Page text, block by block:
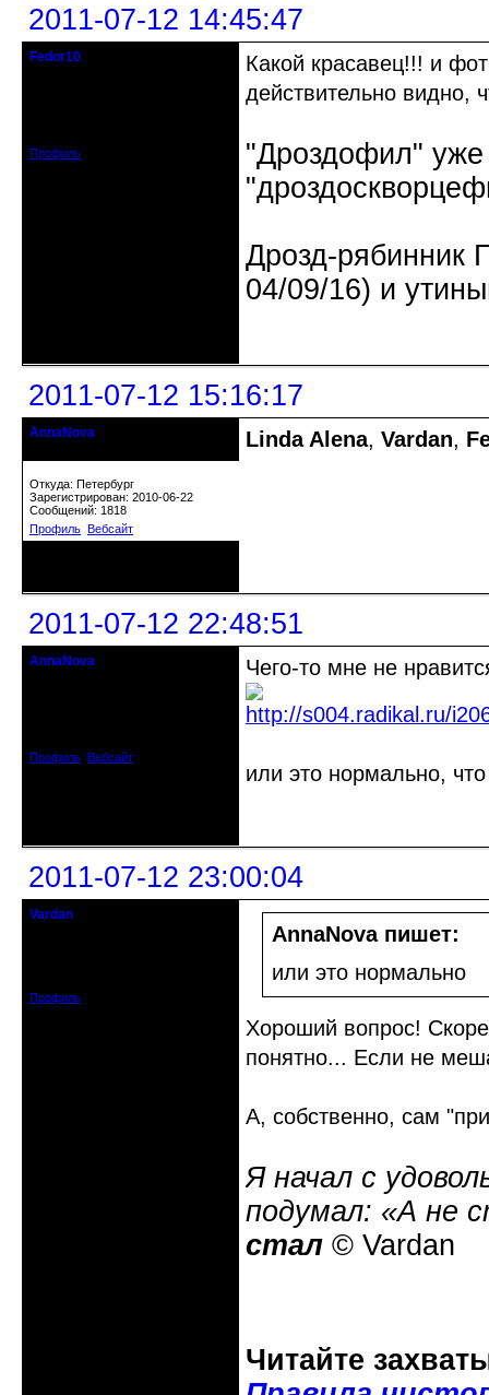
2011-07-12 14:45:47
Fedor10
Профиль
Какой красавец!!! и
действительно видно,
"Дроздофил" уже
Дрозд-рябинник
04/09/16) и
2011-07-12 15:16:17
AnnaNova
Откуда: Петербург
Зарегистрирован: 2010-06-22
Сообщений: 1818
Профиль Вебсайт
Linda Alena, Vardan,
2011-07-12 22:48:51
AnnaNova
Профиль Вебсайт
Чего-то мне не
или это нормально,
2011-07-12 23:00:04
Vardan
Профиль
AnnaNova пишет:
или это нормально
Хороший вопрос!
понятно... Если не
А, собственно, сам
Я начал с
подумал: «А не
стал © Vardan
Читайте